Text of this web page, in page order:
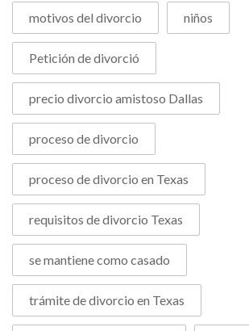
motivos del divorcio niños
Petición de divorció
precio divorcio amistoso Dallas
proceso de divorcio
proceso de divorcio en Texas
requisitos de divorcio Texas
se mantiene como casado
trámite de divorcio en Texas